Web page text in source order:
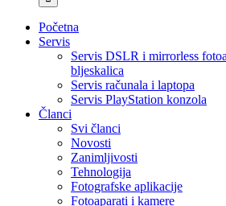
Početna
Servis
Servis DSLR i mirrorless
bljeskalica
Servis računala i laptopa
Servis PlayStation konzola
Članci
Svi članci
Novosti
Zanimljivosti
Tehnologija
Fotografske aplikacije
Fotoaparati i kamere